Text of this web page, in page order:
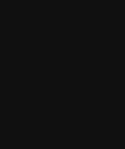
Arquivo
p/ outra pasta